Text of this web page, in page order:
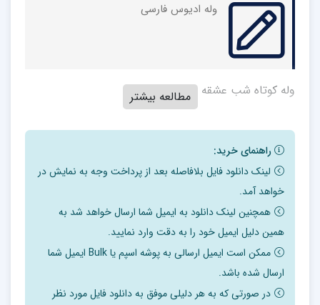
وله ادیوس فارسی
وله کوتاه شب عشقه مطالعه بیشتر
راهنمای خرید:
لینک دانلود فایل بلافاصله بعد از پرداخت وجه به نمایش در
خواهد آمد.
همچنین لینک دانلود به ایمیل شما ارسال خواهد شد به
همین دلیل ایمیل خود را به دقت وارد نمایید.
ممکن است ایمیل ارسالی به پوشه اسپم یا Bulk ایمیل شما
ارسال شده باشد.
در صورتی که به هر دلیلی موفق به دانلود فایل مورد نظر